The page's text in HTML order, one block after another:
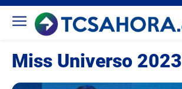
Miss Universo 2023